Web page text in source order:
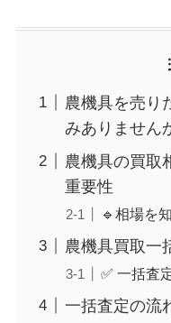
農機具を売
みありません
農機具の買取
重要性
🔹相場を
農機具買取一
✅ 一括査
一括査定の流